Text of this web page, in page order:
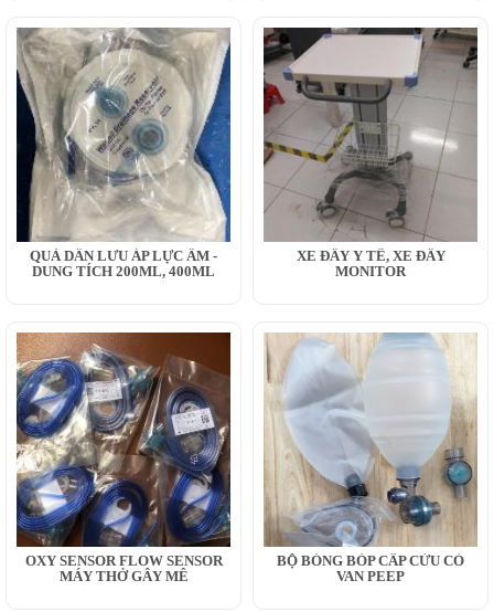
QUẢ DẪN LƯU ÁP LỰC ÂM -
DUNG TÍCH 200ML, 400ML
XE ĐẨY Y TẾ, XE ĐẨY
MONITOR
OXY SENSOR FLOW SENSOR
MÁY THỞ GÂY MÊ
BỘ BÓNG BÓP CẤP CỨU CÓ
VAN PEEP